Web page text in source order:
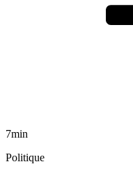
7min
Politique